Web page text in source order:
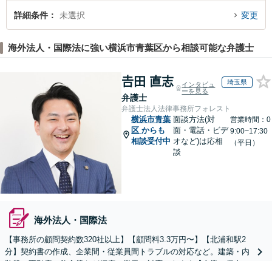
法人・国際法を法律相談できる横浜市青葉区内の弁護士に相談予約したい』な
詳細条件 未選択 変更
海外法人・国際法に強い横浜市青葉区から相談可能な弁護士
𠮷田 直志
弁護士
インタビュ
ーを見る
埼玉県
弁護士法人法律事務所フォレスト
横浜市青葉
区 からも
相談受付中
面談方法(対
面・電話・ビデ
オなど)は応相
談
営業時間：0
9:00~17:30
（平日）
海外法人・国際法
【事務所の顧問契約数320社以上】【顧問料3.3万円〜】【北浦和駅2
分】契約書の作成、企業間・従業員間トラブルの対応など。建築・内